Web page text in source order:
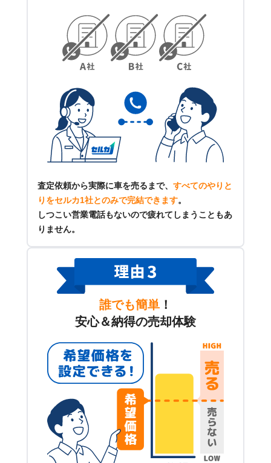
査定依頼から実際に車を売るまで、 すべてのやりと
りをセルカ1社とのみで完結できます。
しつこい営業電話もないので疲れてしまうこともあ
りません。
誰でも簡単 ！
安心＆納得の売却体験